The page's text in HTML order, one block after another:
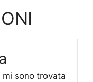
sono trovata